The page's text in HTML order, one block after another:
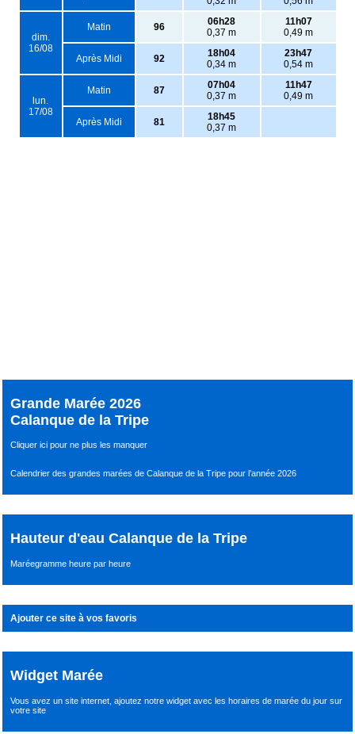
dim.
16/08
Matin 96
06h28
0,37 m
11h07
0,49 m
Après Midi 92
18h04
0,34 m
23h47
0,54 m
lun.
17/08
Matin 87
07h04
0,37 m
11h47
0,49 m
Après Midi 81
18h45
0,37 m
Grande Marée 2026
Calanque de la Tripe
Cliquer ici pour ne plus les manquer
Calendrier des grandes marées de Calanque de la Tripe pour l’année 2026
Hauteur d'eau Calanque de la Tripe
Maréegramme heure par heure
Ajouter ce site à vos favoris
Widget Marée
Vous avez un site internet,ajoutez notre widget avec les horaires de marée du joursur
votre site